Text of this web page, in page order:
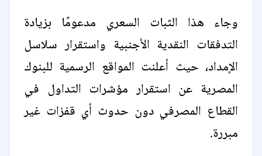
وجاء هذا الثبات السعري مدعومًا بزيادة
التدفقات النقدية الأجنبية واستقرار سلاسل
الإمداد، حيث أعلنت المواقع الرسمية للبنوك
المصرية عن استقرار مؤشرات التداول في
القطاع المصرفي دون حدوث أي قفزات غير
مبررة.